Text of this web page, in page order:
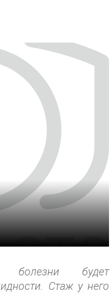
будет
Стаж у него